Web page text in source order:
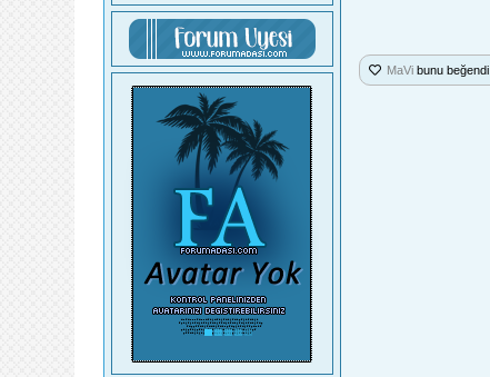
MaVibunu beğendi.